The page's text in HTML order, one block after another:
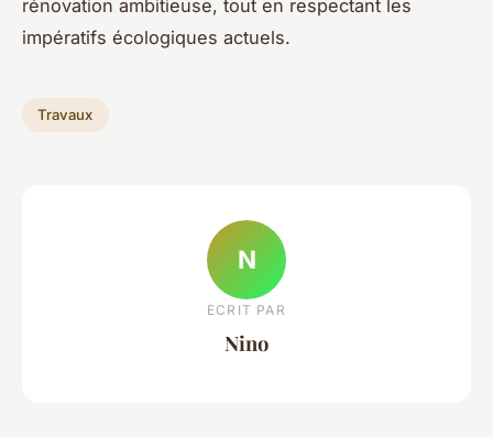
rénovation ambitieuse, tout en respectant les
impératifs écologiques actuels.
Travaux
N
ECRIT PAR
Nino